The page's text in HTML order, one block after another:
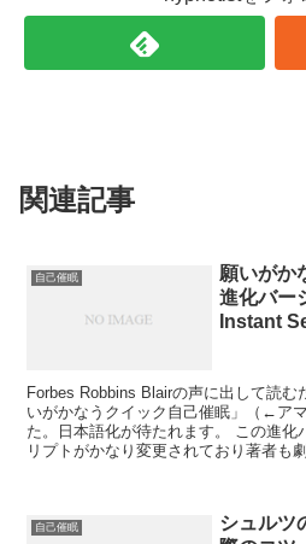
関連記事
自己催眠
願いがか
進化バー
Instant
Forbes Robbins Blairの声に出して読む
いがかなうクイック自己催眠」（←ア
た。日本語化が待たれます。 この進化
リプトがかなり変更されており著者も劇
自己催眠
シュルツ